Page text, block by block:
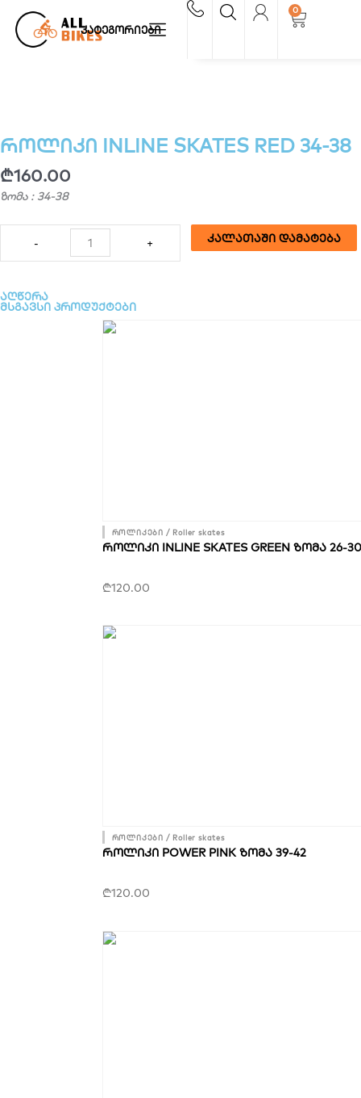
content
კატეგორიები
0
Cart
როლიკი INLINE SKATES RED 34-38
₾160.00
ზომა : 34-38
-
რაოდენობა:
როლიკი
RED
+ კალათაში დამატება
აღწერა
მსგავსი პროდუქტები
როლიკები / Roller skates
ᲠᲝᲚᲘᲙᲘ INLINE SKATES GREEN ᲖᲝᲛᲐ 26-30
₾120.00
როლიკები / Roller skates
ᲠᲝᲚᲘᲙᲘ POWER PINK ᲖᲝᲛᲐ 39-42
₾120.00